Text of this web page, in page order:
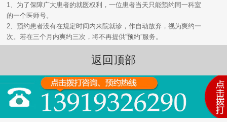
1、为了保障广大患者的就医权利，一位患者当天只能预约同一科室
的一个医师号。
2、预约患者没有在规定时间内来院就诊，作自动放弃，视为爽约一
次。若在三个月内爽约三次，将不再提供“预约”服务。
返回顶部